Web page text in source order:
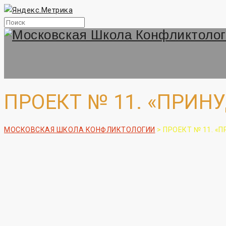
ПРОЕКТ № 11.
МОСКОВСКАЯ ШКОЛА КОНФЛИКТОЛОГИИ > ПРОЕКТ № 11.